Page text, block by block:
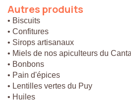
Autres produits
• Biscuits
• Confitures
• Sirops artisanaux
• Miels de nos apiculteurs du
• Bonbons
• Pain d'épices
• Lentilles vertes du Puy
• Huiles